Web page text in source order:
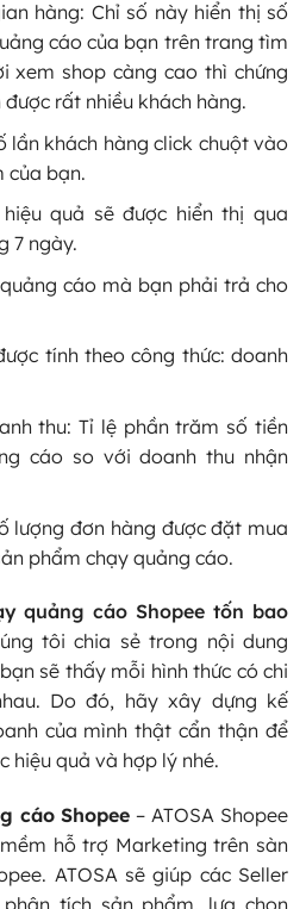
hàng: Chỉ số này hiển thị số
cáo của bạn trên trang tìm
xem shop càng cao thì chứng
rất nhiều khách hàng.
lần khách hàng click chuột vào
của bạn.
quả sẽ được hiển thị qua
7 ngày.
cáo mà bạn phải trả cho
tính theo công thức: doanh
thu: Tỉ lệ phần trăm số tiền
cáo so với doanh thu nhận
lượng đơn hàng được đặt mua
phẩm chạy quảng cáo.
quảng cáo Shopee tốn bao
tôi chia sẻ trong nội dung
sẽ thấy mỗi hình thức có chi
Do đó, hãy xây dựng kế
của mình thật cẩn thận để
hiệu quả và hợp lý nhé.
cáo Shopee – ATOSA Shopee
hỗ trợ Marketing trên sàn
ATOSA sẽ giúp các Seller